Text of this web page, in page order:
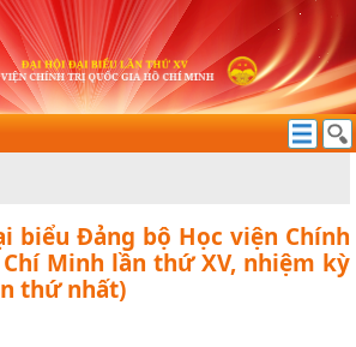
biểu Đảng bộ Học viện Chính
Minh lần thứ XV, nhiệm kỳ
thứ nhất)